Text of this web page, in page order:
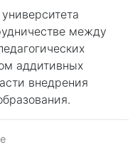
между
аддитивных
внедрения